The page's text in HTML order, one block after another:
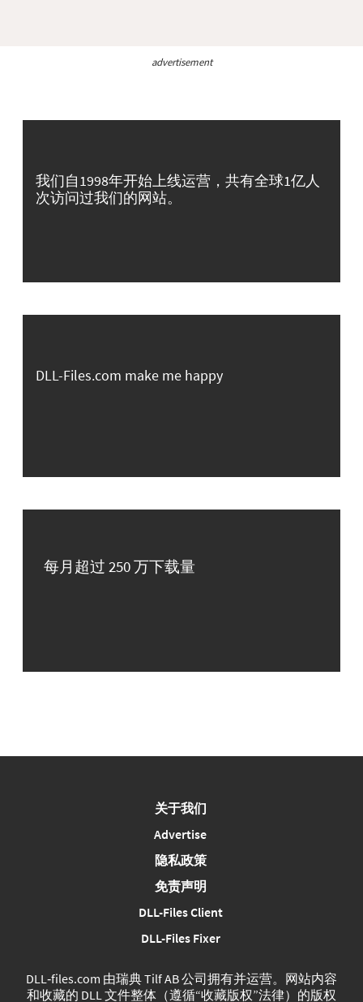
advertisement
我们自1998年开始上线运营，共有全球1亿人
次访问过我们的网站。
DLL-Files.com make me happy
每月超过 250 万下载量
关于我们
Advertise
隐私政策
免责声明
DLL-Files Client
DLL-Files Fixer
DLL‑files.com 由瑞典 Tilf AB 公司拥有并运营。网站内容
和收藏的 DLL 文件整体（遵循“收藏版权”法律）的版权